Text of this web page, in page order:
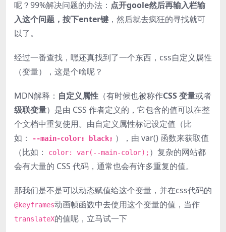
呢？99%解决问题的办法： 点开goole然后再输入栏输
入这个问题，按下enter键 ，然后就去疯狂的寻找就可
以了。
经过一番查找，嘿还真找到了一个东西，css自定义属性
（变量），这是个啥呢？
MDN解释： 自定义属性 （有时候也被称作CSS 变量或者
级联变量）是由 CSS 作者定义的，它包含的值可以在整
个文档中重复使用。由自定义属性标记设定值（比
如：
--main-color: black; ），由 var() 函数来获取值
（比如：
color: var(--main-color); ）复杂的网站都
会有大量的 CSS 代码，通常也会有许多重复的值。
那我们是不是可以动态赋值给这个变量，并在css代码的
@keyframes动画帧函数中去使用这个变量的值，当作
translateX的值呢，立马试一下